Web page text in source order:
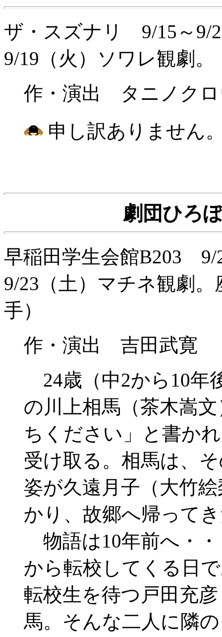
ザ・スズナリ 9/15～9/
9/19（火）ソワレ観劇。
作・演出 タニノク
申し訳ありません
劇団ひろ
早稲田学生会館B203 9/
9/23（土）マチネ観劇
手）
作・演出 吉田武寛
24歳（中2から10年
の川上相馬（茶木嵩
ちください」と書か
受け取る。相馬は、
姿が久遠月子（大竹
かり、故郷へ帰って
物語は10年前へ・
から転校してくる日
転校生を待つ戸田充
馬。そんな二人に隣